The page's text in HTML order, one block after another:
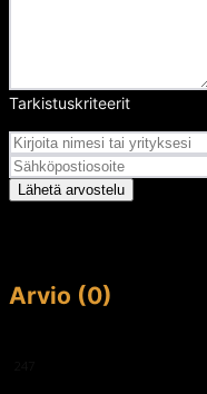
Tarkistuskriteerit
Lähetä arvostelu
Arvio (0)